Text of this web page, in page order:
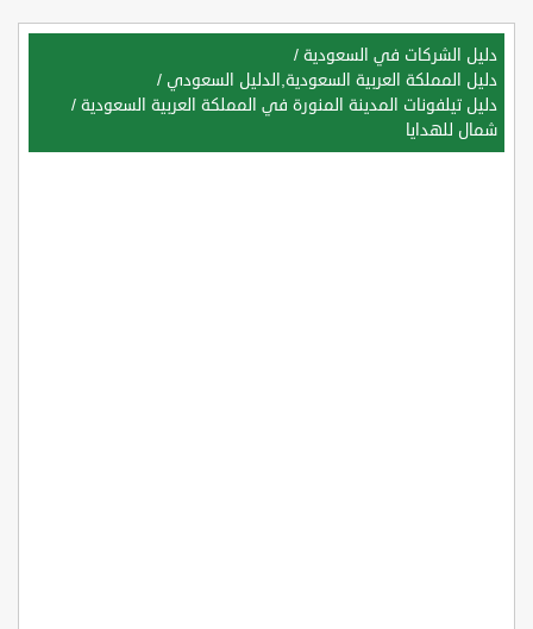
دليل الشركات في السعودية /
دليل المملكة العربية السعودية,الدليل السعودي /
دليل تيلفونات المدينة المنورة في المملكة العربية السعودية /
شمال للهدايا